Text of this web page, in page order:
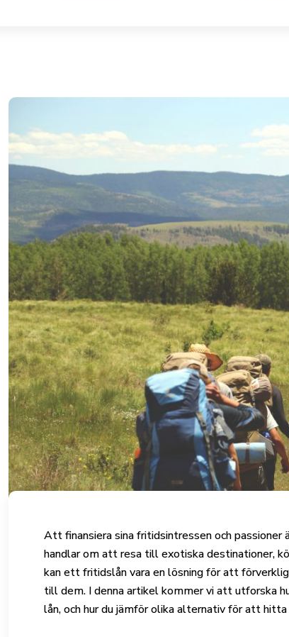
Att finansiera sina fritidsintressen och
handlar om att resa till exotiska destinationer,
kan ett fritidslån vara en lösning för att
till dem. I denna artikel kommer vi att utforska
lån, och hur du jämför olika alternativ för att